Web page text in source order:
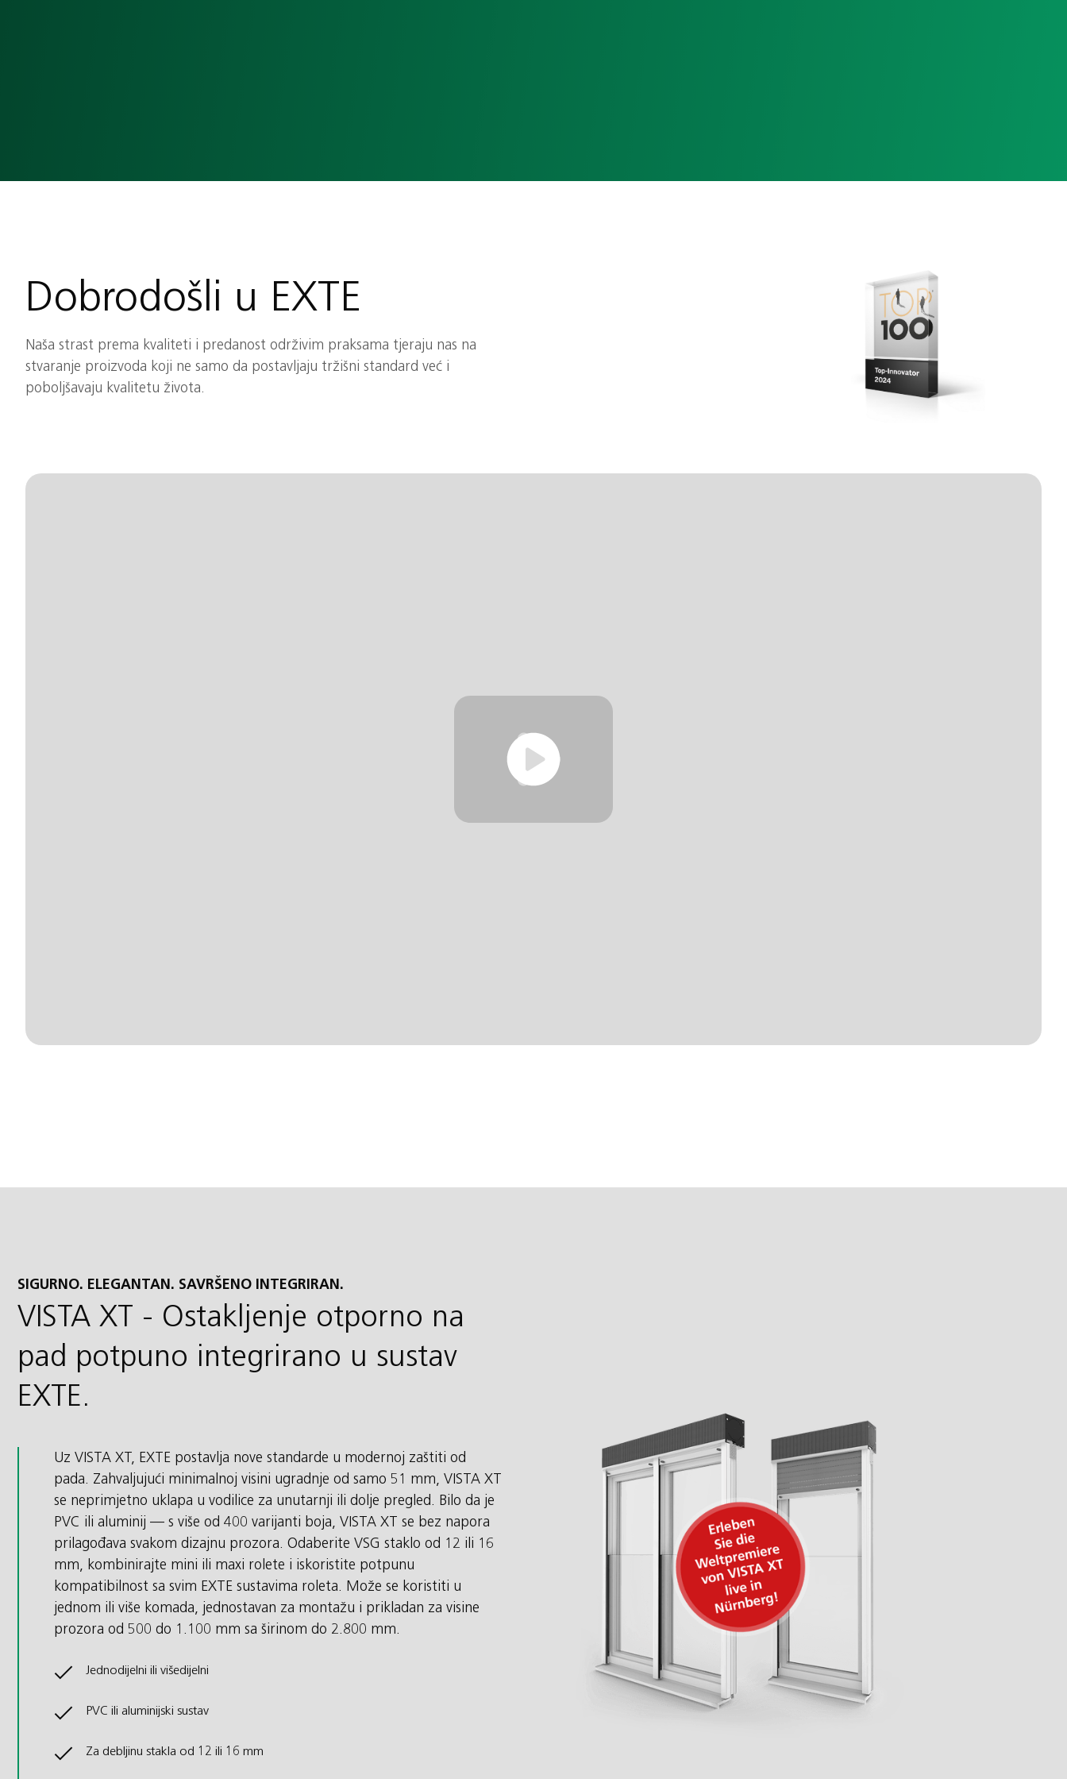
Dobrodošli u EXTE
Naša strast prema kvaliteti i predanost održivim praksama tjeraju nas na
stvaranje proizvoda koji ne samo da postavljaju tržišni standard već i
poboljšavaju kvalitetu života.
SIGURNO. ELEGANTAN. SAVRŠENO INTEGRIRAN.
VISTA XT - Ostakljenje otporno na
pad potpuno integrirano u sustav
EXTE.
Uz VISTA XT, EXTE postavlja nove standarde u modernoj zaštiti od
pada. Zahvaljujući minimalnoj visini ugradnje od samo 51 mm, VISTA XT
se neprimjetno uklapa u vodilice za unutarnji ili dolje pregled. Bilo da je
PVC ili aluminij — s više od 400 varijanti boja, VISTA XT se bez napora
prilagođava svakom dizajnu prozora. Odaberite VSG staklo od 12 ili 16
mm, kombinirajte mini ili maxi rolete i iskoristite potpunu
kompatibilnost sa svim EXTE sustavima roleta. Može se koristiti u
jednom ili više komada, jednostavan za montažu i prikladan za visine
prozora od 500 do 1.100 mm sa širinom do 2.800 mm.
Jednodijelni ili višedijelni
PVC ili aluminijski sustav
Za debljinu stakla od 12 ili 16 mm